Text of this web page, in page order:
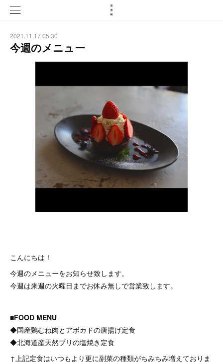
2021.11.17 05:30
今週のメニュー
こんにちは！
今週のメニューをお知らせ致します。
今週は来週の火曜日までお休み無しで営業致します。
■FOOD MENU
◆国産鷄むね肉とアボカドの唐揚げ定食
◆北海道産天然ブリの塩焼き定食⁡
↑上記定食はいつもより更に副菜の種類がちみちみ増えておりま